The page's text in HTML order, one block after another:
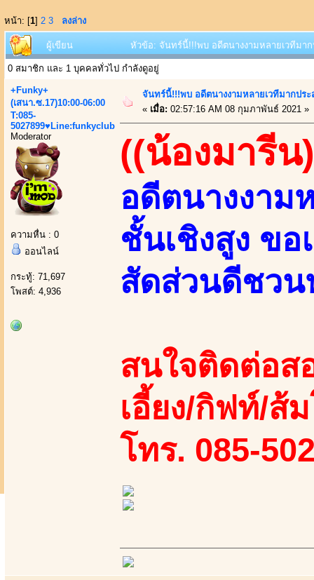
หน้า: [1] 2 3 ลงล่าง
ผู้เขียน หัวข้อ: จันทร์นี้!!!พบ อดีตนางงามหลายเวทีมา
0 สมาชิก และ 1 บุคคลทั่วไป กำลังดูอยู่
+Funky+
(เสนา.ซ.17)10:00-06:00
T:085-
5027899♥Line:funkyclub
Moderator
ความหื่น : 0
ออนไลน์
กระทู้: 71,697
โพสต์: 4,936
จันทร์นี้!!!พบ อดีตนางงามหลายเวทีมากป
« เมื่อ: 02:57:16 AM 08 กุมภาพันธ์ 2021 »
((น้องมารีน
อดีตนางงาม
ชั้นเชิงสูง ข
สัดส่วนดีชวน
สนใจติดต่อส
เอี้ยง/กิฟท์/ส้
โทร. 085-